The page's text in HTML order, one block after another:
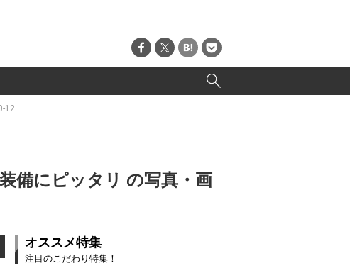
12
備にピッタリ の写真・画
オススメ特集
注目のこだわり特集！